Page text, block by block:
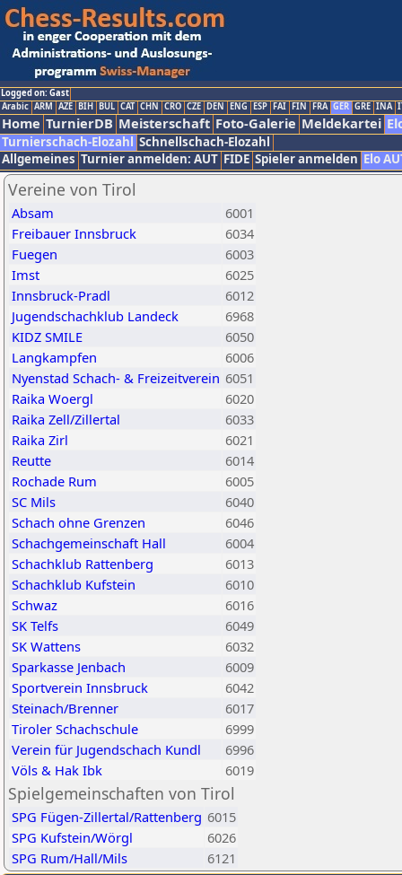
Logged on: Gast
Arabic ARM AZE BIH BUL CAT CHN CRO CZE DEN ENG ESP FAI FIN FRA GER GRE INA
Home TurnierDB Meisterschaft Foto-Galerie Meldekartei
Turnierschach-Elozahl Schnellschach-Elozahl
Allgemeines Turnier anmelden: AUT FIDE Spieler anmelden Elo
Vereine von Tirol
Absam
6001
Freibauer Innsbruck
6034
Fuegen
6003
Imst
6025
Innsbruck-Pradl
6012
Jugendschachklub Landeck
6968
KIDZ SMILE
6050
Langkampfen
6006
Nyenstad Schach- & Freizeitverein 6051
Raika Woergl
6020
Raika Zell/Zillertal
6033
Raika Zirl
6021
Reutte
6014
Rochade Rum
6005
SC Mils
6040
Schach ohne Grenzen
6046
Schachgemeinschaft Hall
6004
Schachklub Rattenberg
6013
Schachklub Kufstein
6010
Schwaz
6016
SK Telfs
6049
SK Wattens
6032
Sparkasse Jenbach
6009
Sportverein Innsbruck
6042
Steinach/Brenner
6017
Tiroler Schachschule
6999
Verein für Jugendschach Kundl
6996
Völs & Hak Ibk
6019
Spielgemeinschaften von Tirol
SPG Fügen-Zillertal/Rattenberg 6015
SPG Kufstein/Wörgl
6026
SPG Rum/Hall/Mils
6121